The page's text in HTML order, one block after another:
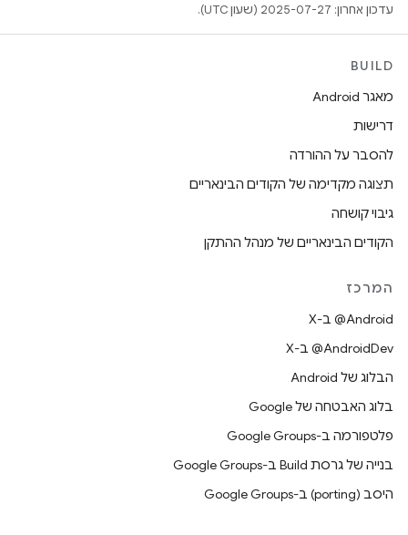
עדכון אחרון: 2025-07-27 (שעון UTC).
BUILD
מאגר Android
דרישות
להסבר על ההורדה
תצוגה מקדימה של הקודים הבינאריים
גיבוי קושחה
הקודים הבינאריים של מנהל ההתקן
המרכז
‫‎@Android ב-X
‫‎@AndroidDev ב-X
הבלוג של Android
בלוג האבטחה של Google
פלטפורמה ב-Google Groups
בנייה של גרסת Build ב-Google Groups
היסב (porting) ב-Google Groups